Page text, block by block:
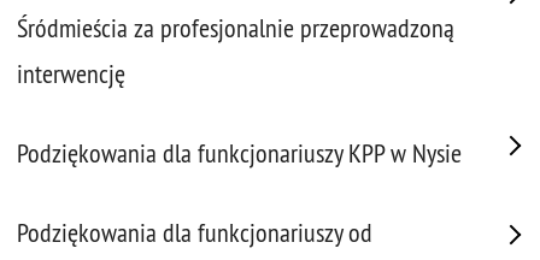
Śródmieścia za profesjonalnie przeprowadzoną
interwencję
Podziękowania dla funkcjonariuszy KPP w Nysie
Podziękowania dla funkcjonariuszy od